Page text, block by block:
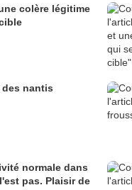
colère légitime
nantis
normale dans
pas. Plaisir de